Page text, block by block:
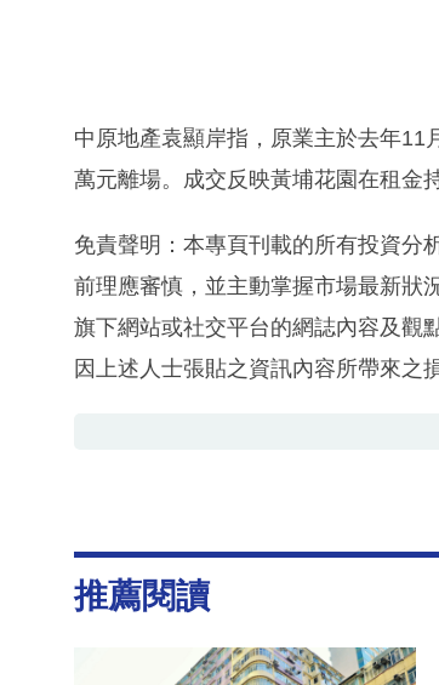
中原地產袁顯岸指，原業主於去年11
萬元離場。成交反映黃埔花園在租金
免責聲明：本專頁刊載的所有投資分
前理應審慎，並主動掌握市場最新狀
旗下網站或社交平台的網誌內容及觀
因上述人士張貼之資訊內容所帶來之
推薦閱讀